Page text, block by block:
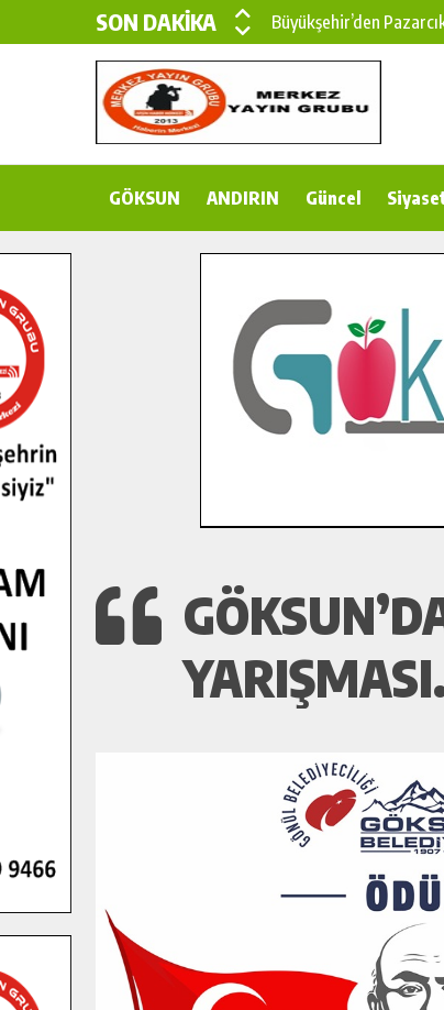
SON DAKİKA
Büyükşehir’den
Büyükşehir’den Pazarcık
Çin’den KSÜ’ye
Gençler Pusula Maraş
İlçe Jandarma Komutanı
Bertiz’in Yeni
GÖKSUN ANDIRIN Güncel